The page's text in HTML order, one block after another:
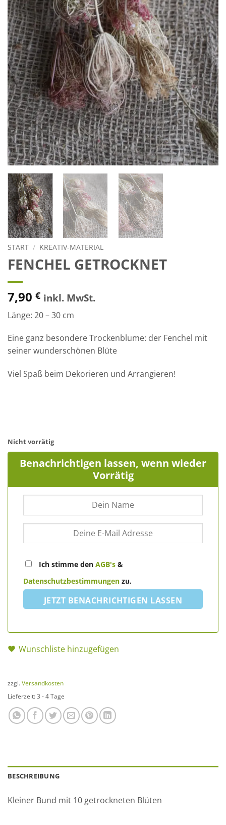
START / KREATIV-MATERIAL
FENCHEL GETROCKNET
7,90 € inkl. MwSt.
Länge: 20 – 30 cm
Eine ganz besondere Trockenblume: der Fenchel mit
seiner wunderschönen Blüte
Viel Spaß beim Dekorieren und Arrangieren!
Nicht vorrätig
Benachrichtigen lassen, wenn wieder
Vorrätig
Ich stimme den AGB's &
Datenschutzbestimmungen zu.
JETZT BENACHRICHTIGEN LASSEN
Wunschliste hinzugefügen
zzgl. Versandkosten
Lieferzeit: 3 - 4 Tage
BESCHREIBUNG
Kleiner Bund mit 10 getrockneten Blüten